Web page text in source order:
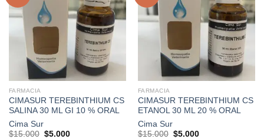
Agregar
a la
lista de
deseos
FARMACIA
CIMASUR TEREBINTHIUM CS
SALINA 30 ML GI 10 % ORAL
Cima Sur
$15.000 El
$5.000El
Agregar
a la
lista de
deseos
FARMACIA
CIMASUR TEREBINTHIUM CS
ETANOL 30 ML 20 % ORAL
Cima Sur
$15.000 El
$5.000El